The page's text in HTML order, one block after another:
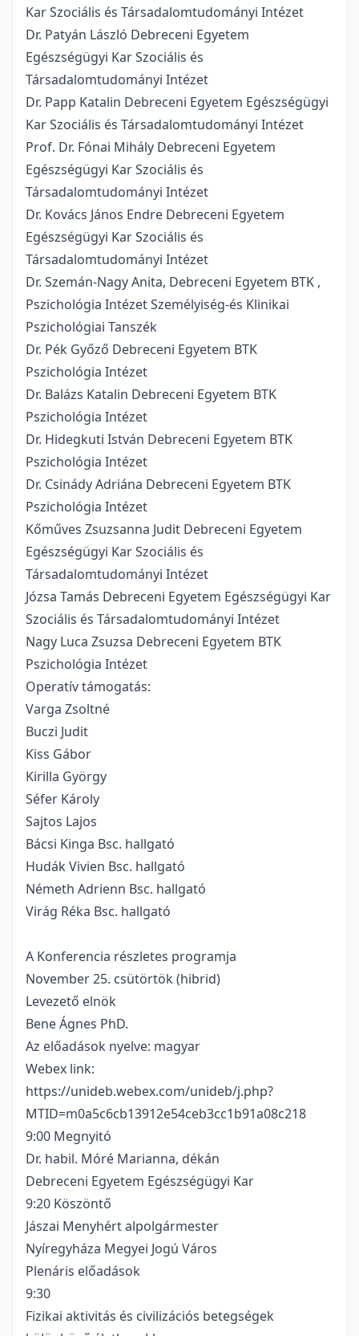
Kar Szociális és Társadalomtudományi Intézet
Dr. Patyán László Debreceni Egyetem
Egészségügyi Kar Szociális és
Társadalomtudományi Intézet
Dr. Papp Katalin Debreceni Egyetem Egészségügyi
Kar Szociális és Társadalomtudományi Intézet
Prof. Dr. Fónai Mihály Debreceni Egyetem
Egészségügyi Kar Szociális és
Társadalomtudományi Intézet
Dr. Kovács János Endre Debreceni Egyetem
Egészségügyi Kar Szociális és
Társadalomtudományi Intézet
Dr. Szemán-Nagy Anita, Debreceni Egyetem BTK ,
Pszichológia Intézet Személyiség-és Klinikai
Pszichológiai Tanszék
Dr. Pék Győző Debreceni Egyetem BTK
Pszichológia Intézet
Dr. Balázs Katalin Debreceni Egyetem BTK
Pszichológia Intézet
Dr. Hidegkuti István Debreceni Egyetem BTK
Pszichológia Intézet
Dr. Csinády Adriána Debreceni Egyetem BTK
Pszichológia Intézet
Kőműves Zsuzsanna Judit Debreceni Egyetem
Egészségügyi Kar Szociális és
Társadalomtudományi Intézet
Józsa Tamás Debreceni Egyetem Egészségügyi Kar
Szociális és Társadalomtudományi Intézet
Nagy Luca Zsuzsa Debreceni Egyetem BTK
Pszichológia Intézet
Operatív támogatás:
Varga Zsoltné
Buczi Judit
Kiss Gábor
Kirilla György
Séfer Károly
Sajtos Lajos
Bácsi Kinga Bsc. hallgató
Hudák Vivien Bsc. hallgató
Németh Adrienn Bsc. hallgató
Virág Réka Bsc. hallgató
A Konferencia részletes programja
November 25. csütörtök (hibrid)
Levezető elnök
Bene Ágnes PhD.
Az előadások nyelve: magyar
Webex link:
https://unideb.webex.com/unideb/j.php?
MTID=m0a5c6cb13912e54ceb3cc1b91a08c218
9:00 Megnyitó
Dr. habil. Móré Marianna, dékán
Debreceni Egyetem Egészségügyi Kar
9:20 Köszöntő
Jászai Menyhért alpolgármester
Nyíregyháza Megyei Jogú Város
Plenáris előadások
9:30
Fizikai aktivitás és civilizációs betegségek